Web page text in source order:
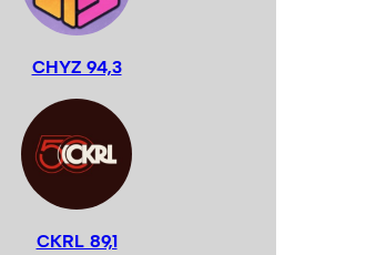
CHYZ 94,3
CKRL 89,1